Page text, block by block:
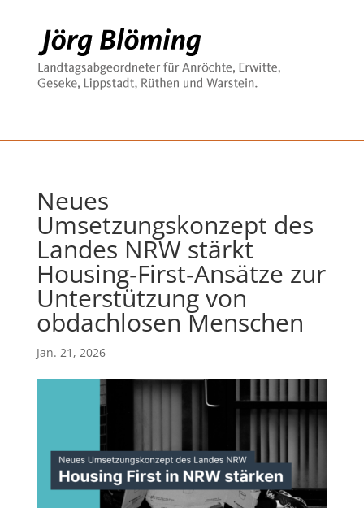
Neues
Umsetzungskonzept des
Landes NRW stärkt
Housing‑First‑Ansätze zur
Unterstützung von
obdachlosen Menschen
Jan. 21, 2026